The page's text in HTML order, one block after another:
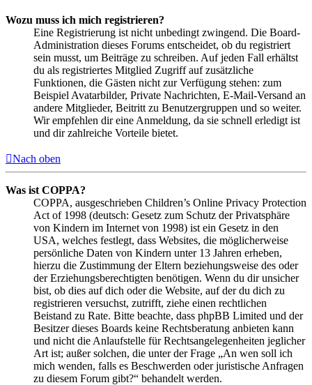
Wozu muss ich mich registrieren?
Eine Registrierung ist nicht unbedingt zwingend. Die Board-
Administration dieses Forums entscheidet, ob du registriert
sein musst, um Beiträge zu schreiben. Auf jeden Fall erhältst
du als registriertes Mitglied Zugriff auf zusätzliche
Funktionen, die Gästen nicht zur Verfügung stehen: zum
Beispiel Avatarbilder, Private Nachrichten, E-Mail-Versand an
andere Mitglieder, Beitritt zu Benutzergruppen und so weiter.
Wir empfehlen dir eine Anmeldung, da sie schnell erledigt ist
und dir zahlreiche Vorteile bietet.
Nach oben
Was ist COPPA?
COPPA, ausgeschrieben Children’s Online Privacy Protection
Act of 1998 (deutsch: Gesetz zum Schutz der Privatsphäre
von Kindern im Internet von 1998) ist ein Gesetz in den
USA, welches festlegt, dass Websites, die möglicherweise
persönliche Daten von Kindern unter 13 Jahren erheben,
hierzu die Zustimmung der Eltern beziehungsweise des oder
der Erziehungsberechtigten benötigen. Wenn du dir unsicher
bist, ob dies auf dich oder die Website, auf der du dich zu
registrieren versuchst, zutrifft, ziehe einen rechtlichen
Beistand zu Rate. Bitte beachte, dass phpBB Limited und der
Besitzer dieses Boards keine Rechtsberatung anbieten kann
und nicht die Anlaufstelle für Rechtsangelegenheiten jeglicher
Art ist; außer solchen, die unter der Frage „An wen soll ich
mich wenden, falls es Beschwerden oder juristische Anfragen
zu diesem Forum gibt?“ behandelt werden.